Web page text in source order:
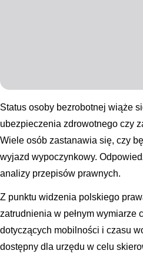
Status osoby bezrobotnej wiąże
ubezpieczenia zdrowotnego czy
Wiele osób zastanawia się, czy
wyjazd wypoczynkowy.
analizy przepisów prawnych.
Z punktu widzenia polskiego
zatrudnienia w pełnym wymiarze
dotyczących mobilności i czasu
dostępny dla urzędu w celu